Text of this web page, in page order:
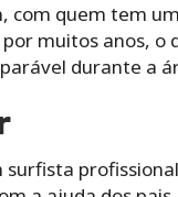
com quem tem
muitos anos,
durante a